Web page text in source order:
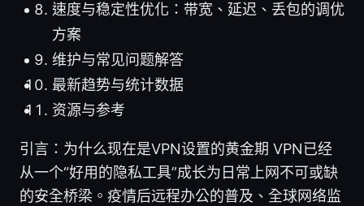
速度与稳定性优化：带宽、延迟、丢包的调优
方案
维护与常见问题解答
最新趋势与统计数据
资源与参考
引言：为什么现在是VPN设置的黄金期 VPN已经
从一个“好用的隐私工具”成长为日常上网不可或缺
的安全桥梁。疫情后远程办公的普及、全球网络监